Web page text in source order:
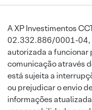
A XP Investimentos
02.332.886/0001-04,
autorizada a funcionar
comunicação através
está sujeita a
ou prejudicar o envio
informações